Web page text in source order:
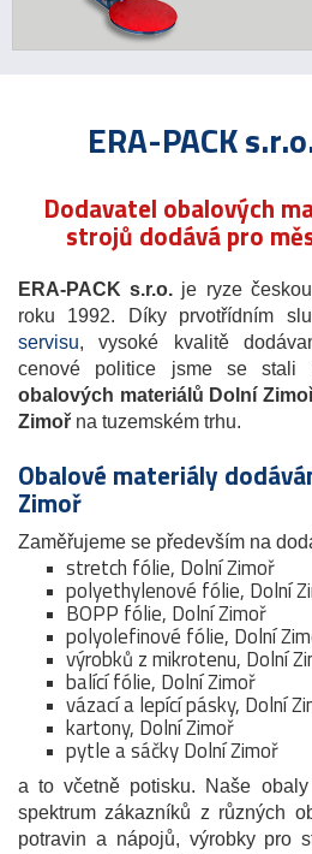
ERA-PACK
Dodavatel obalových
strojů dodává pro
ERA-PACK s.r.o. je ryze
roku 1992. Díky prvotřídním
servisu, vysoké kvalitě
cenové politice jsme se stali
obalových materiálů Dolní
Zimoř na tuzemském trhu.
Obalové materiály
Zimoř
Zaměřujeme se především na
stretch fólie, Dolní Zimoř
polyethylenové fólie, Dolní
BOPP fólie, Dolní Zimoř
polyolefinové fólie, Dolní
výrobků z mikrotenu, Dolní
balící fólie, Dolní Zimoř
vázací a lepící pásky, Dolní
kartony, Dolní Zimoř
pytle a sáčky Dolní Zimoř
a to včetně potisku. Naše
spektrum zákazníků z různých
potravin a nápojů, výrobky pro